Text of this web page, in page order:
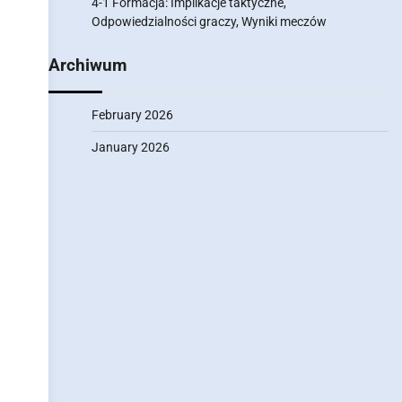
Odpowiedzialności graczy, Wyniki meczów
Archiwum
February 2026
January 2026